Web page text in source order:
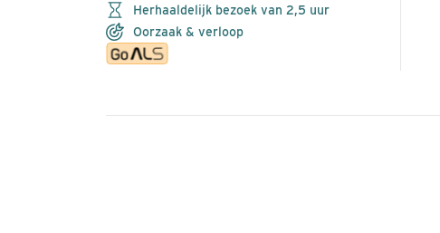
Herhaaldelijk bezoek van 2,5 uur
Oorzaak & verloop